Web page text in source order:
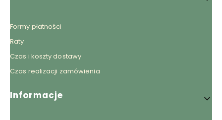
Formy płatności
Raty
Czas i koszty dostawy
Czas realizacji zamówienia
Informacje